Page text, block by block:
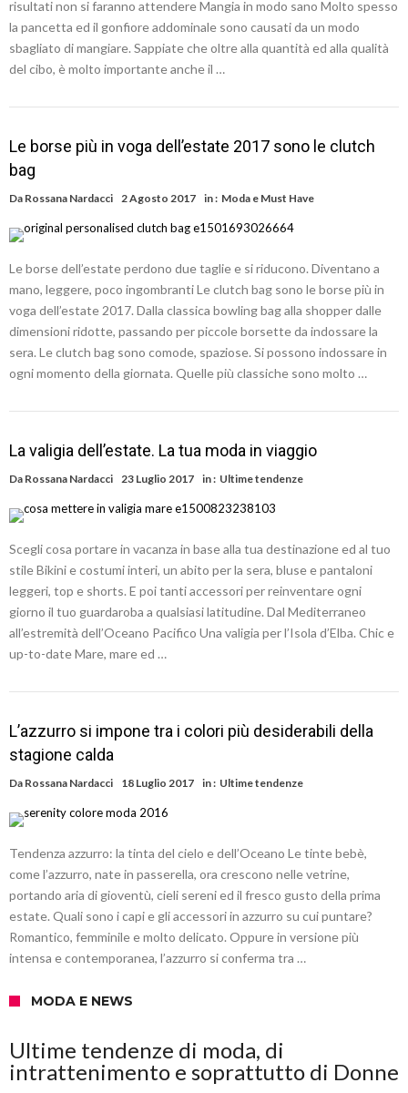
risultati non si faranno attendere Mangia in modo sano Molto spesso
la pancetta ed il gonfiore addominale sono causati da un modo
sbagliato di mangiare. Sappiate che oltre alla quantità ed alla qualità
del cibo, è molto importante anche il …
Le borse più in voga dell’estate 2017 sono le clutch
bag
Da Rossana Nardacci 2 Agosto 2017 in : Moda e Must Have
Le borse dell’estate perdono due taglie e si riducono. Diventano a
mano, leggere, poco ingombranti Le clutch bag sono le borse più in
voga dell’estate 2017. Dalla classica bowling bag alla shopper dalle
dimensioni ridotte, passando per piccole borsette da indossare la
sera. Le clutch bag sono comode, spaziose. Si possono indossare in
ogni momento della giornata. Quelle più classiche sono molto …
La valigia dell’estate. La tua moda in viaggio
Da Rossana Nardacci 23 Luglio 2017 in : Ultime tendenze
Scegli cosa portare in vacanza in base alla tua destinazione ed al tuo
stile Bikini e costumi interi, un abito per la sera, bluse e pantaloni
leggeri, top e shorts. E poi tanti accessori per reinventare ogni
giorno il tuo guardaroba a qualsiasi latitudine. Dal Mediterraneo
all’estremità dell’Oceano Pacifico Una valigia per l’Isola d’Elba. Chic e
up-to-date Mare, mare ed …
L’azzurro si impone tra i colori più desiderabili della
stagione calda
Da Rossana Nardacci 18 Luglio 2017 in : Ultime tendenze
Tendenza azzurro: la tinta del cielo e dell’Oceano Le tinte bebè,
come l’azzurro, nate in passerella, ora crescono nelle vetrine,
portando aria di gioventù, cieli sereni ed il fresco gusto della prima
estate. Quali sono i capi e gli accessori in azzurro su cui puntare?
Romantico, femminile e molto delicato. Oppure in versione più
intensa e contemporanea, l’azzurro si conferma tra …
MODA E NEWS
Ultime tendenze di moda, di
intrattenimento e soprattutto di Donne